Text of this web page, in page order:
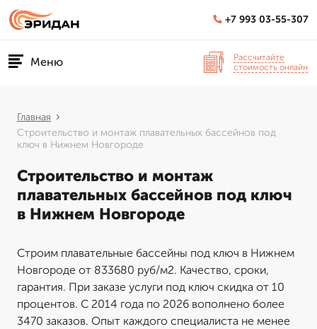
+7 993 03-55-307
Меню
Рассчитайте
стоимость онлайн
Главная
Строительство и монтаж плавательных бассейнов под
ключ в Нижнем Новгороде
Строительство и монтаж
плавательных бассейнов под ключ
в Нижнем Новгороде
Строим плавательные бассейны под ключ в Нижнем
Новгороде от 833680 руб/м2. Качество, сроки,
гарантия. При заказе услуги под ключ скидка от 10
процентов. С 2014 года по 2026 вополнено более
3470 заказов. Опыт каждого специалиста не менее